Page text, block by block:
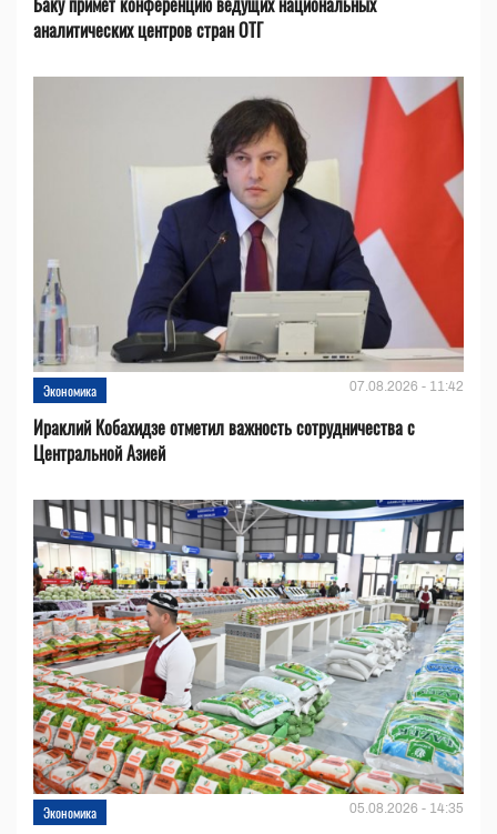
аналитических центров стран ОТГ
Экономика 07.08.2026 - 11:42
Ираклий Кобахидзе отметил важность сотрудничества с
Центральной Азией
Экономика 05.08.2026 - 14:35